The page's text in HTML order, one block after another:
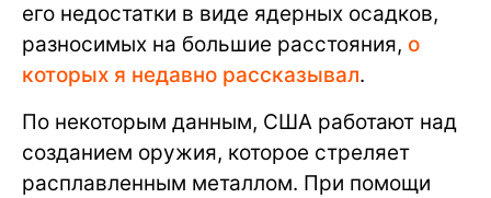
его недостатки в виде ядерных осадков,
разносимых на большие расстояния, о
которых я недавно рассказывал.
По некоторым данным, США работают над
созданием оружия, которое стреляет
расплавленным металлом. При помощи